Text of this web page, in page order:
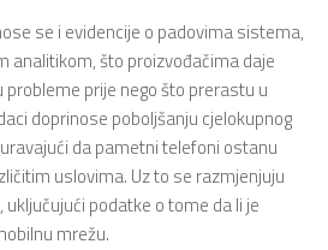
se i evidencije o padovima sistema,
analitikom, što proizvođačima daje
prije nego što prerastu u
doprinose poboljšanju cjelokupnog
da pametni telefoni ostanu
uslovima. Uz to se razmjenjuju
podatke o tome da li je
mrežu.